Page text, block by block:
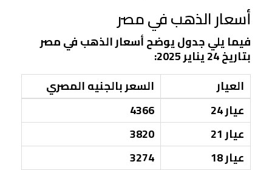
أسعار الذهب في مصر
فيما يلي جدول يوضح أسعار الذهب في مصر
بتاريخ 24 يناير 2025:
العيار
السعر بالجنيه المصري
عيار 24
4366
عيار 21
3820
عيار 18
3274